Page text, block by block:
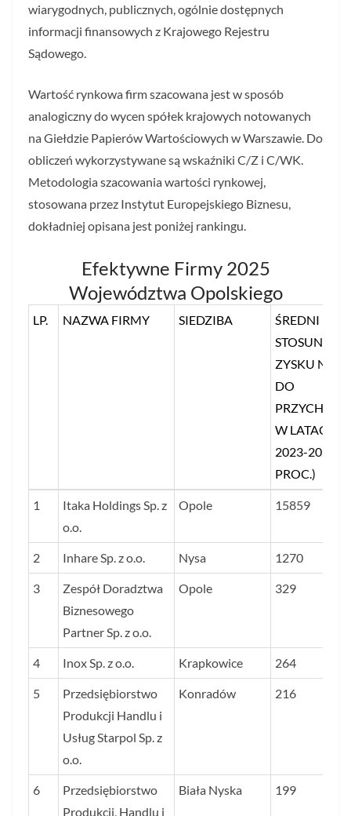
wiarygodnych, publicznych, ogólnie dostępnych
informacji finansowych z Krajowego Rejestru
Sądowego.
Wartość rynkowa firm szacowana jest w sposób
analogiczny do wycen spółek krajowych notowanych
na Giełdzie Papierów Wartościowych w Warszawie. Do
obliczeń wykorzystywane są wskaźniki C/Z i C/WK.
Metodologia szacowania wartości rynkowej,
stosowana przez Instytut Europejskiego Biznesu,
dokładniej opisana jest poniżej rankingu.
Efektywne Firmy 2025
Województwa Opolskiego
LP. NAZWA FIRMY SIEDZIBA
ŚREDNI
STOSUNEK
ZYSKU
DO
W LATACH
2023-2024
PROC.)
LP.
NAZWA FIRMY SIEDZIBA
ŚREDNI
ZYSKU
DO
1
Itaka Holdings Sp. z
o.o.
Opole 15859
2 Inhare Sp. z o.o. Nysa 1270
3
Zespół Doradztwa
Biznesowego
Partner Sp. z o.o.
Opole 329
4 Inox Sp. z o.o. Krapkowice 264
5
Przedsiębiorstwo
Produkcji Handlu i
Usług Starpol Sp. z
o.o.
Konradów 216
6
Przedsiębiorstwo
Produkcji, Handlu i
Biała Nyska 199